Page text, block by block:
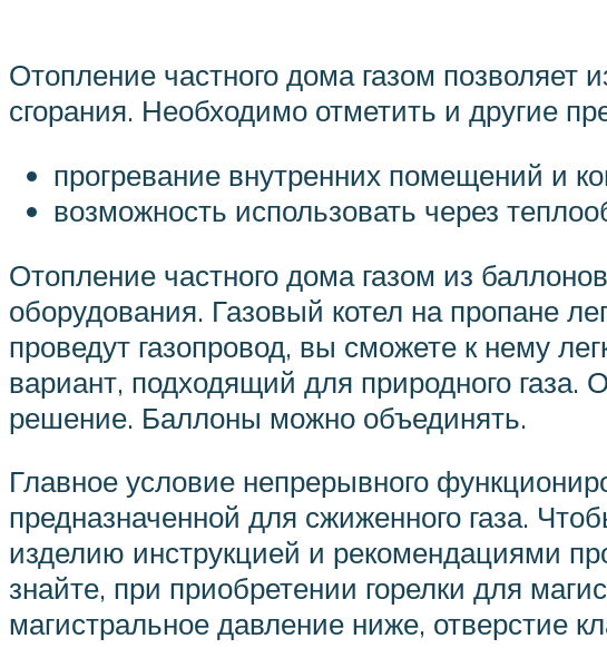
Отопление частного дома газом позволяет
сгорания. Необходимо отметить и другие
прогревание внутренних помещений и
возможность использовать через
Отопление частного дома газом из
оборудования. Газовый котел на пропане
проведут газопровод, вы сможете к нему
вариант, подходящий для природного газа.
решение. Баллоны можно объединять.
Главное условие непрерывного
предназначенной для сжиженного газа.
изделию инструкцией и рекомендациями
знайте, при приобретении горелки для
магистральное давление ниже, отверстие